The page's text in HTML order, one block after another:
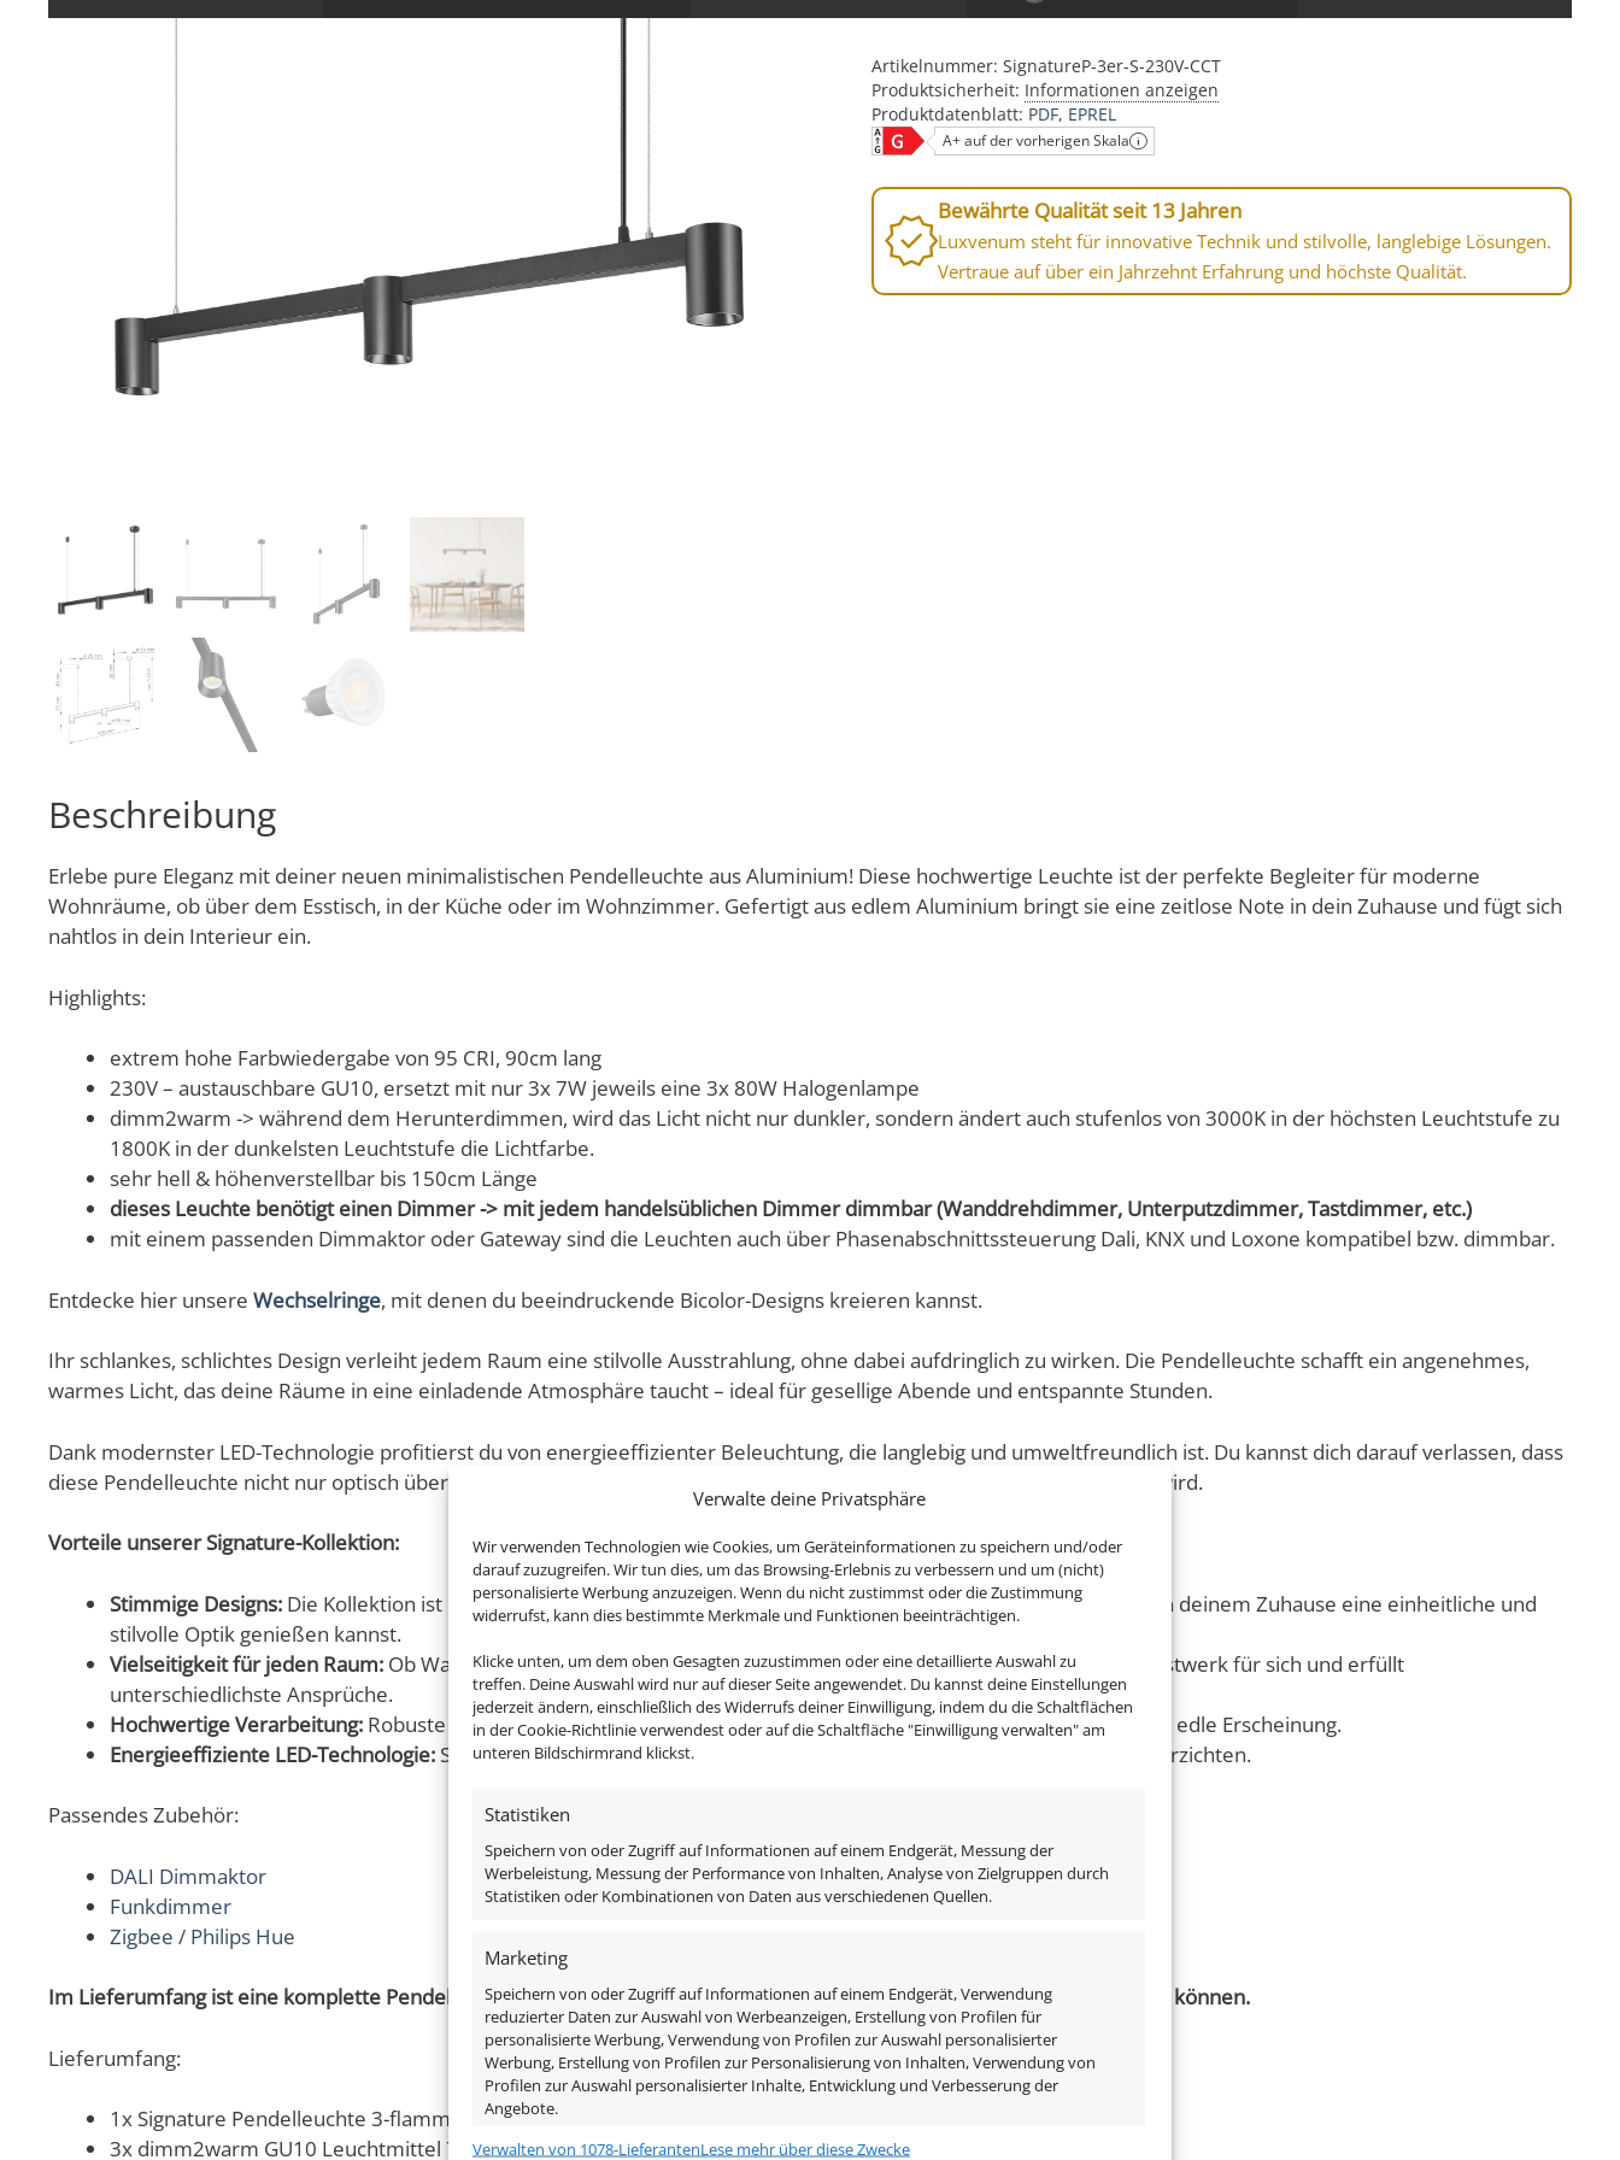
Verwalte deine Privatsphäre
Wir verwenden Technologien wie Cookies, um Geräteinformationen zu speichern und/oder
darauf zuzugreifen. Wir tun dies, um das Browsing-Erlebnis zu verbessern und um (nicht)
personalisierte Werbung anzuzeigen. Wenn du nicht zustimmst oder die Zustimmung
widerrufst, kann dies bestimmte Merkmale und Funktionen beeinträchtigen.
Klicke unten, um dem oben Gesagten zuzustimmen oder eine detaillierte Auswahl zu
treffen. Deine Auswahl wird nur auf dieser Seite angewendet. Du kannst deine Einstellungen
jederzeit ändern, einschließlich des Widerrufs deiner Einwilligung, indem du die Schaltflächen
in der Cookie-Richtlinie verwendest oder auf die Schaltfläche "Einwilligung verwalten" am
unteren Bildschirmrand klickst.
Statistiken
Speichern von oder Zugriff auf Informationen auf einem Endgerät, Messung der
Werbeleistung, Messung der Performance von Inhalten, Analyse von Zielgruppen durch
Statistiken oder Kombinationen von Daten aus verschiedenen Quellen.
Marketing
Speichern von oder Zugriff auf Informationen auf einem Endgerät, Verwendung
reduzierter Daten zur Auswahl von Werbeanzeigen, Erstellung von Profilen für
personalisierte Werbung, Verwendung von Profilen zur Auswahl personalisierter
Werbung, Erstellung von Profilen zur Personalisierung von Inhalten, Verwendung von
Profilen zur Auswahl personalisierter Inhalte, Entwicklung und Verbesserung der
Angebote.
Verwalten von 1078-LieferantenLese mehr über diese Zwecke
Artikelnummer: SignatureP-3er-S-230V-CCT
Produktsicherheit: Informationen anzeigen
Produktdatenblatt: PDF EPREL
A+ auf der vorherigen Skala
Bewährte Qualität seit 13 Jahren
Luxvenum steht für innovative Technik und stilvolle, langlebige Lösungen.
Vertraue auf über ein Jahrzehnt Erfahrung und höchste Qualität.
Beschreibung
Erlebe pure Eleganz mit deiner neuen minimalistischen Pendelleuchte aus Aluminium! Diese hochwertige Leuchte ist der perfekte Begleiter für moderne
Wohnräume, ob über dem Esstisch, in der Küche oder im Wohnzimmer. Gefertigt aus edlem Aluminium bringt sie eine zeitlose Note in dein Zuhause und fügt sich
nahtlos in dein Interieur ein.
Highlights:
extrem hohe Farbwiedergabe von 95 CRI, 90cm lang
230V – austauschbare GU10, ersetzt mit nur 3x 7W jeweils eine 3x 80W Halogenlampe
dimm2warm -> während dem Herunterdimmen, wird das Licht nicht nur dunkler, sondern ändert auch stufenlos von 3000K in der höchsten Leuchtstufe zu
1800K in der dunkelsten Leuchtstufe die Lichtfarbe.
sehr hell & höhenverstellbar bis 150cm Länge
dieses Leuchte benötigt einen Dimmer -> mit jedem handelsüblichen Dimmer dimmbar (Wanddrehdimmer, Unterputzdimmer, Tastdimmer, etc.)
mit einem passenden Dimmaktor oder Gateway sind die Leuchten auch über Phasenabschnittssteuerung Dali, KNX und Loxone kompatibel bzw. dimmbar.
Entdecke hier unsere Wechselringe, mit denen du beeindruckende Bicolor-Designs kreieren kannst.
Ihr schlankes, schlichtes Design verleiht jedem Raum eine stilvolle Ausstrahlung, ohne dabei aufdringlich zu wirken. Die Pendelleuchte schafft ein angenehmes,
warmes Licht, das deine Räume in eine einladende Atmosphäre taucht – ideal für gesellige Abende und entspannte Stunden.
Dank modernster LED-Technologie profitierst du von energieeffizienter Beleuchtung, die langlebig und umweltfreundlich ist. Du kannst dich darauf verlassen, dass
diese Pendelleuchte nicht nur optisch überzeugt, sondern auch in Funktion und Qualität höchsten Ansprüchen gerecht wird.
Vorteile unserer Signature-Kollektion:
Stimmige Designs: Die Kollektion ist harmonisch, im gleichen Design & Licht aufeinander abgestimmt, sodass du in deinem Zuhause eine einheitliche und
stilvolle Optik genießen kannst.
Vielseitigkeit für jeden Raum: Ob Wand-, Decken-, Tisch-, Steh- oder Pendelleuchte – jede Leuchte ist ein Lichtkunstwerk für sich und erfüllt
unterschiedlichste Ansprüche.
Hochwertige Verarbeitung: Robuste Materialien und erstklassige Verarbeitung garantieren Langlebigkeit und eine edle Erscheinung.
Energieeffiziente LED-Technologie: Spare Strom und schone die Umwelt, ohne auf helles, angenehmes Licht zu verzichten.
Passendes Zubehör:
DALI Dimmaktor
Funkdimmer
Zigbee / Philips Hue
Im Lieferumfang ist eine komplette Pendelleuchte samt Leuchtmittel enthalten um diese direkt an 230V anschließen zu können.
Lieferumfang:
1x Signature Pendelleuchte 3-flammig schwarz matt
3x dimm2warm GU10 Leuchtmittel 7W